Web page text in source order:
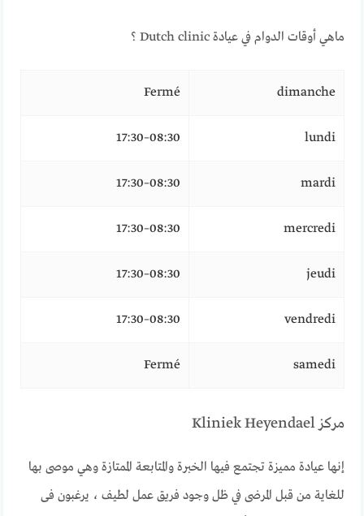
ماهي أوقات الدوام في عيادة Dutch clinic ؟
dimanche
Fermé
lundi
08:30–17:30
mardi
08:30–17:30
mercredi
08:30–17:30
jeudi
08:30–17:30
vendredi
08:30–17:30
samedi
Fermé
مركز Kliniek Heyendael
إنها عيادة مميزة تجتمع فيها الخبرة والمتابعة الممتازة وهي موصى بها
للغاية من قبل المرضى في ظل وجود فريق عمل لطيف ، يرغبون فى